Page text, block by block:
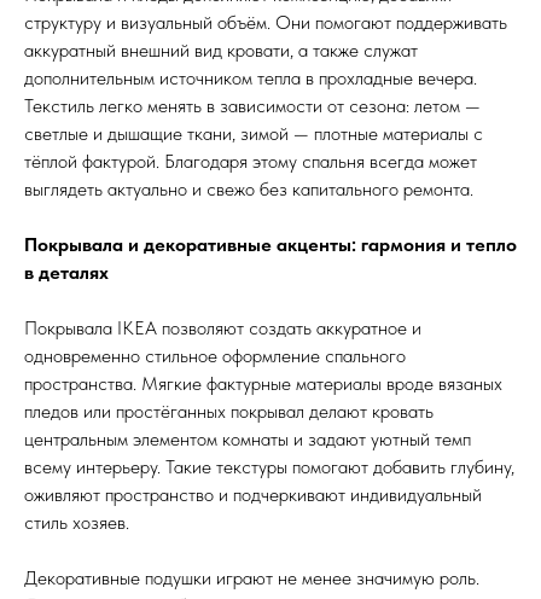
структуру и визуальный объём. Они помогают поддерживать
аккуратный внешний вид кровати, а также служат
дополнительным источником тепла в прохладные вечера.
Текстиль легко менять в зависимости от сезона: летом —
светлые и дышащие ткани, зимой — плотные материалы с
тёплой фактурой. Благодаря этому спальня всегда может
выглядеть актуально и свежо без капитального ремонта.
Покрывала и декоративные акценты: гармония и тепло
в деталях
Покрывала IKEA позволяют создать аккуратное и
одновременно стильное оформление спального
пространства. Мягкие фактурные материалы вроде вязаных
пледов или простёганных покрывал делают кровать
центральным элементом комнаты и задают уютный темп
всему интерьеру. Такие текстуры помогают добавить глубину,
оживляют пространство и подчеркивают индивидуальный
стиль хозяев.
Декоративные подушки играют не менее значимую роль.